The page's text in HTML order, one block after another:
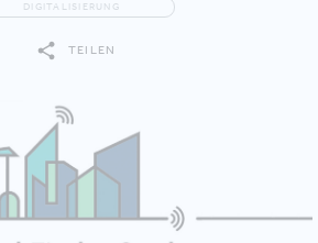
DIGITALISIERUNG
TEILEN